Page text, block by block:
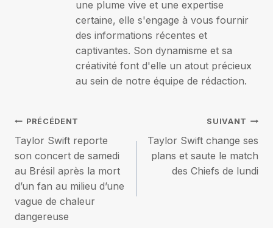
une plume vive et une expertise
certaine, elle s'engage à vous fournir
des informations récentes et
captivantes. Son dynamisme et sa
créativité font d'elle un atout précieux
au sein de notre équipe de rédaction.
Navigation
de
l’article
PRÉCÉDENT
Taylor Swift reporte
son concert de samedi
au Brésil après la mort
d’un fan au milieu d’une
vague de chaleur
dangereuse
SUIVANT
Taylor Swift change ses
plans et saute le match
des Chiefs de lundi